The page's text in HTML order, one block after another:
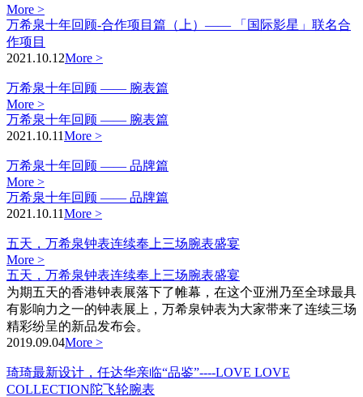
More >
万希泉十年回顾-合作项目篇（上）—— 「国际影星」联名合
作项目
2021.10.12More >
万希泉十年回顾 —— 腕表篇
More >
万希泉十年回顾 —— 腕表篇
2021.10.11More >
万希泉十年回顾 —— 品牌篇
More >
万希泉十年回顾 —— 品牌篇
2021.10.11More >
五天，万希泉钟表连续奉上三场腕表盛宴
More >
五天，万希泉钟表连续奉上三场腕表盛宴
为期五天的香港钟表展落下了帷幕，在这个亚洲乃至全球最具
有影响力之一的钟表展上，万希泉钟表为大家带来了连续三场
精彩纷呈的新品发布会。
2019.09.04More >
琦琦最新设计，任达华亲临“品鉴”----LOVE LOVE
COLLECTION陀飞轮腕表